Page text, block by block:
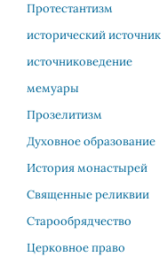
Протестантизм
исторический источник
источниковедение
мемуары
Прозелитизм
Духовное образование
История монастырей
Священные реликвии
Старообрядчество
Церковное право